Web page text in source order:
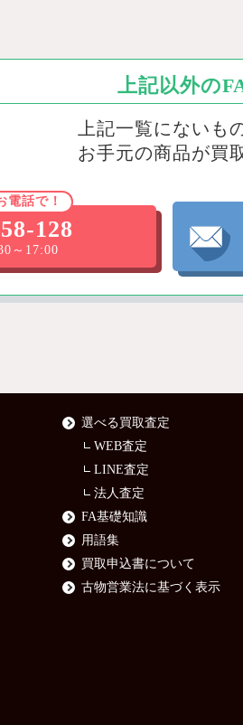
上記以外の
上記一覧にないも
お手元の商品が買
電話で！
128
～17:00
選べる買取査定
WEB査定
LINE査定
法人査定
FA基礎知識
用語集
買取申込書について
古物営業法に基づく表示